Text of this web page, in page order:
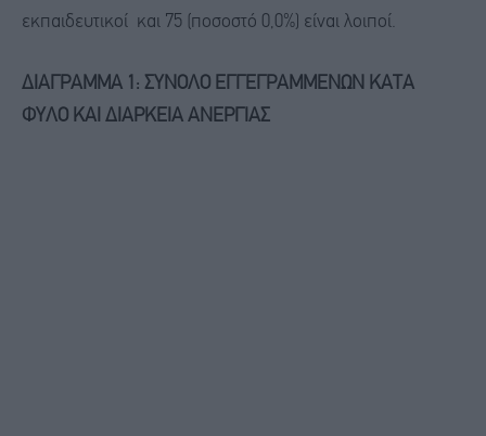
εκπαιδευτικοί και 75 (ποσοστό 0,0%) είναι λοιποί.
ΔΙΑΓΡΑΜΜΑ 1: ΣΥΝΟΛΟ ΕΓΓΕΓΡΑΜΜΕΝΩΝ ΚΑΤΑ
ΦΥΛΟ ΚΑΙ ΔΙΑΡΚΕΙΑ ΑΝΕΡΓΙΑΣ